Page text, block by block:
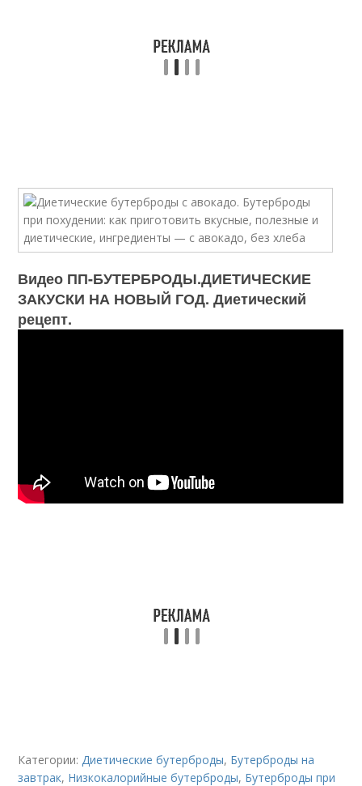
Видео ПП-БУТЕРБРОДЫ.ДИЕТИЧЕСКИЕ
ЗАКУСКИ НА НОВЫЙ ГОД. Диетический
рецепт.
Категории: Диетические бутерброды, Бутерброды на
завтрак, Низкокалорийные бутерброды, Бутерброды при